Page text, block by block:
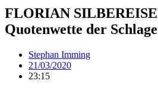
FLORIAN
Quotenwette der
Stephan Imming
21/03/2020
23:15